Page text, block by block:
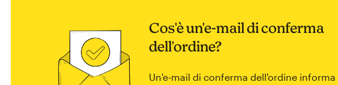
Cos'è un'e-mail di conferma
dell'ordine?
Un'e-mail di conferma dell'ordine informa